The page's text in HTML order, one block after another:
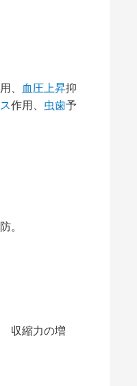
、 血圧上昇抑
作用、 虫歯予
。
収縮力の増